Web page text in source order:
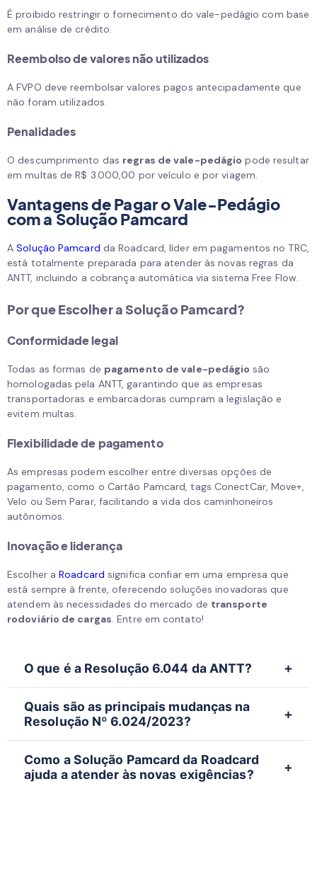
É proibido restringir o fornecimento do vale-pedágio com base
em análise de crédito.
Reembolso de valores não utilizados
A FVPO deve reembolsar valores pagos antecipadamente que
não foram utilizados.
Penalidades
O descumprimento das regras de vale-pedágio pode resultar
em multas de R$ 3.000,00 por veículo e por viagem.
Vantagens de Pagar o Vale-Pedágio
com a Solução Pamcard
ASolução Pamcard da Roadcard, líder em pagamentos no TRC,
está totalmente preparada para atender às novas regras da
ANTT, incluindo a cobrança automática via sistema Free Flow.
Por que Escolher a Solução Pamcard?
Conformidade legal
Todas as formas de pagamento de vale-pedágio são
homologadas pela ANTT, garantindo que as empresas
transportadoras e embarcadoras cumpram a legislação e
evitem multas.
Flexibilidade de pagamento
As empresas podem escolher entre diversas opções de
pagamento, como o Cartão Pamcard, tags ConectCar, Move+,
Velo ou Sem Parar, facilitando a vida dos caminhoneiros
autônomos.
Inovação e liderança
Escolher aRoadcard significa confiar em uma empresa que
está sempre à frente, oferecendo soluções inovadoras que
atendem às necessidades do mercado de transporte
rodoviário de cargas. Entre em contato!
O que é a Resolução 6.044 da ANTT?
que as empresas se ajustem às novas regras do
vale-pedágio obrigatório. As empresas têm até 31
de dezembro de 2024 para adequar suas
operações às exigências.
Quais são as principais mudanças na
Resolução Nº 6.024/2023?
Proibição de pagamento do vale-pedágio em
dinheiro.
Como a Solução Pamcard da Roadcard
ajuda a atender às novas exigências?